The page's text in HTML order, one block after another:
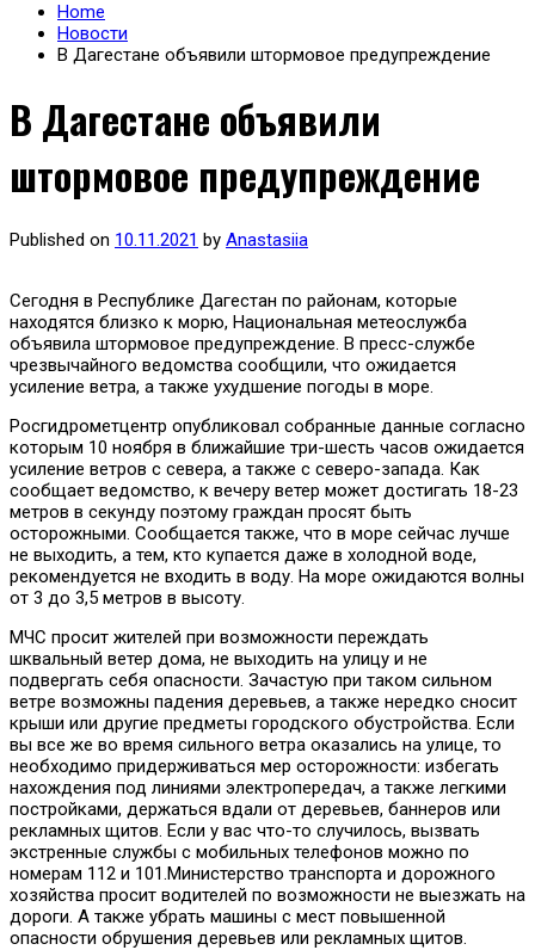
Home
Новости
В Дагестане объявили штормовое предупреждение
В Дагестане объявили
штормовое предупреждение
Published on 10.11.2021 by Anastasiia
Сегодня в Республике Дагестан по районам, которые
находятся близко к морю, Национальная метеослужба
объявила штормовое предупреждение. В пресс-службе
чрезвычайного ведомства сообщили, что ожидается
усиление ветра, а также ухудшение погоды в море.
Росгидрометцентр опубликовал собранные данные согласно
которым 10 ноября в ближайшие три-шесть часов ожидается
усиление ветров с севера, а также с северо-запада. Как
сообщает ведомство, к вечеру ветер может достигать 18-23
метров в секунду поэтому граждан просят быть
осторожными. Сообщается также, что в море сейчас лучше
не выходить, а тем, кто купается даже в холодной воде,
рекомендуется не входить в воду. На море ожидаются волны
от 3 до 3,5 метров в высоту.
МЧС просит жителей при возможности переждать
шквальный ветер дома, не выходить на улицу и не
подвергать себя опасности. Зачастую при таком сильном
ветре возможны падения деревьев, а также нередко сносит
крыши или другие предметы городского обустройства. Если
вы все же во время сильного ветра оказались на улице, то
необходимо придерживаться мер осторожности: избегать
нахождения под линиями электропередач, а также легкими
постройками, держаться вдали от деревьев, баннеров или
рекламных щитов. Если у вас что-то случилось, вызвать
экстренные службы с мобильных телефонов можно по
номерам 112 и 101.Министерство транспорта и дорожного
хозяйства просит водителей по возможности не выезжать на
дороги. А также убрать машины с мест повышенной
опасности обрушения деревьев или рекламных щитов.